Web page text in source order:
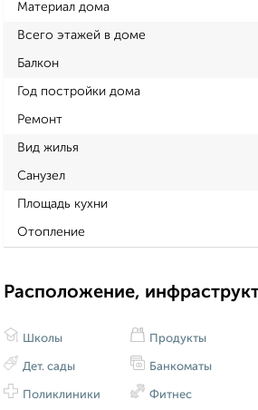
Материал дома
Всего этажей в доме
Балкон
Год постройки дома
Ремонт
Вид жилья
Санузел
Площадь кухни
Отопление
Расположение,
Школы
Дет. сады
Поликлиники
Продукты
Банкоматы
Фитнес